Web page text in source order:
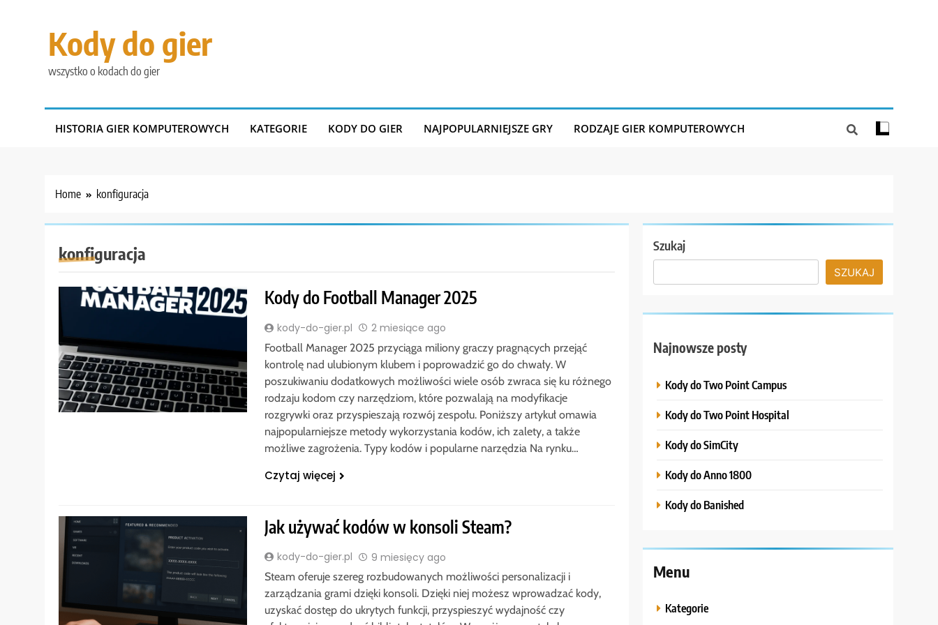
Kody do gier
wszystko o kodach do gier
HISTORIA GIER KOMPUTEROWYCH KATEGORIE KODY DO GIER NAJPOPULARNIEJSZE GRY RODZAJE GIER KOMPUTEROWYCH
Home konfiguracja
konfiguracja
Kody do Football Manager 2025
kody-do-gier.pl 2 miesiące ago
Football Manager 2025 przyciąga miliony graczy pragnących przejąć
kontrolę nad ulubionym klubem i poprowadzić go do chwały. W
poszukiwaniu dodatkowych możliwości wiele osób zwraca się ku różnego
rodzaju kodom czy narzędziom, które pozwalają na modyfikacje
rozgrywki oraz przyspieszają rozwój zespołu. Poniższy artykuł omawia
najpopularniejsze metody wykorzystania kodów, ich zalety, a także
możliwe zagrożenia. Typy kodów i popularne narzędzia Na rynku…
Czytaj więcej
Jak używać kodów w konsoli Steam?
kody-do-gier.pl 9 miesięcy ago
Steam oferuje szereg rozbudowanych możliwości personalizacji i
zarządzania grami dzięki konsoli. Dzięki niej możesz wprowadzać kody,
uzyskać dostęp do ukrytych funkcji, przyspieszyć wydajność czy
Szukaj
SZUKAJ
Najnowsze posty
Kody do Two Point Campus
Kody do Two Point Hospital
Kody do SimCity
Kody do Anno 1800
Kody do Banished
Menu
Kategorie